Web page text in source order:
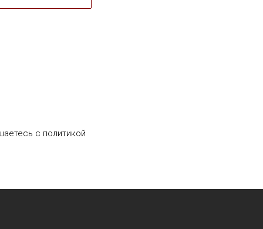
c политикой